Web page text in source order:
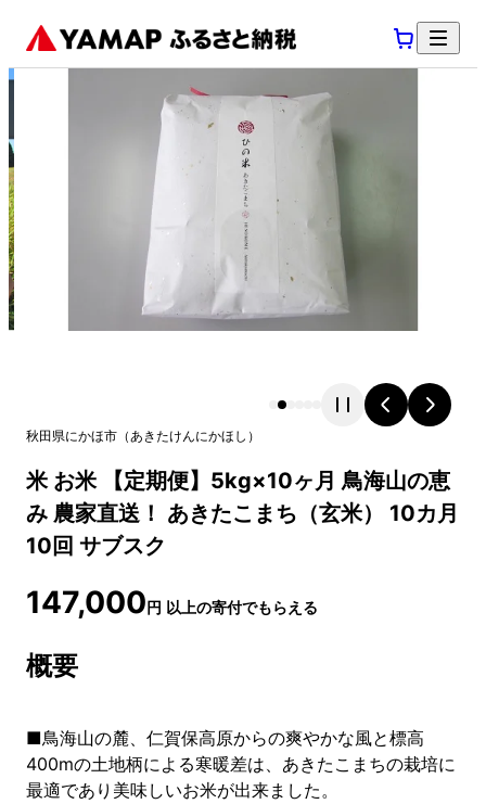
秋田県にかほ市 （あきたけんにかほし ）
米 お米 【定期便】5kg×10ヶ月 鳥海山の恵
み 農家直送！ あきたこまち（玄米） 10カ月
10回 サブスク
147,000円 以上の寄付でもらえる
概要
■鳥海山の麓、仁賀保高原からの爽やかな風と標高
400mの土地柄による寒暖差は、あきたこまちの栽培に
最適であり美味しいお米が出来ました。